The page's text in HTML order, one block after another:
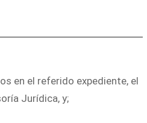
en el referido expediente, el
Jurídica, y;